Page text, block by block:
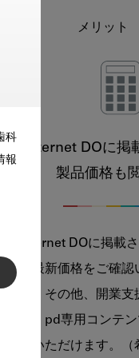
科
報
メリット
Internet DOに掲
製品価格も
Internet DOに掲載
の最新価格をご確認
す。その他、開業
ツ、pd専用コンテ
覧いただけます。（